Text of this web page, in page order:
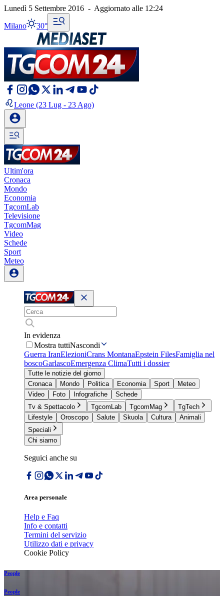
Lunedì 5 Settembre 2016 - Aggiornato alle 12:24
Milano 30°
Leone (23 Lug - 23 Ago)
Ultim'ora
Cronaca
Mondo
Economia
TgcomLab
Televisione
TgcomMag
Video
Schede
Sport
Meteo
In evidenza
Mostra tuttiNascondi
Guerra IranElezioniCrans MontanaEpstein FilesFamiglia nel
boscoGarlascoEmergenza ClimaTutti i dossier
Tutte le notizie del giorno
Cronaca
Mondo Politica Economia Sport
Meteo
Video
Foto Infografiche
Schede
Tv & Spettacolo
TgcomLab TgcomMag
TgTech
Lifestyle
Oroscopo Salute Skuola Cultura
Animali
Speciali
Chi siamo
Seguici anche su
Area personale
Help e Faq
Info e contatti
Termini del servizio
Utilizzo dati e privacy
Cookie Policy
People
People